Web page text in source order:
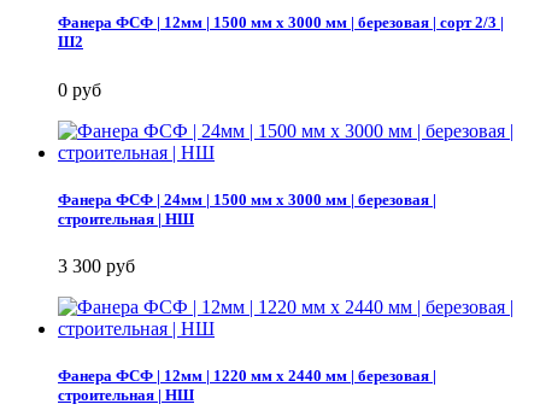
Фанера ФСФ | 12мм | 1500 мм х 3000 мм | березовая | сорт 2/3 |
Ш2
0 руб
Фанера ФСФ | 24мм | 1500 мм х 3000 мм | березовая |
строительная | НШ
3 300 руб
Фанера ФСФ | 12мм | 1220 мм х 2440 мм | березовая |
строительная | НШ